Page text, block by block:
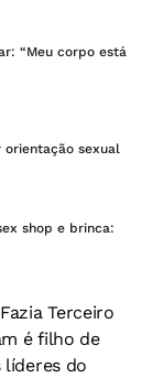
“Meu corpo está
orientação sexual
shop e brinca:
Terceiro
é filho de
líderes do